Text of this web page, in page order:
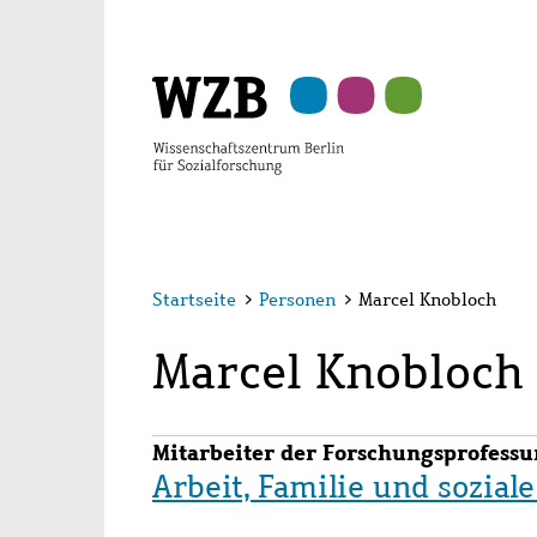
Startseite > Personen > Marcel Knobloch
Marcel Knobloch
Mitarbeiter der
Arbeit, Familie und